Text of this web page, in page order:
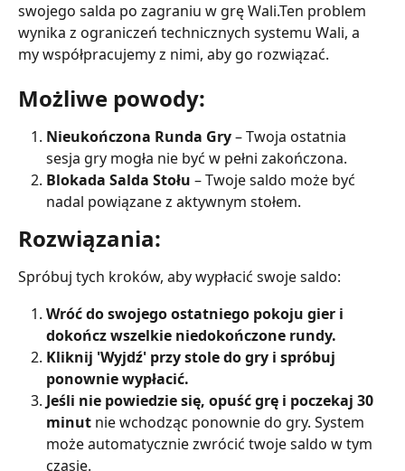
swojego salda po zagraniu w grę Wali.Ten problem
wynika z ograniczeń technicznych systemu Wali, a
my współpracujemy z nimi, aby go rozwiązać.
Możliwe powody:
Nieukończona Runda Gry – Twoja ostatnia
sesja gry mogła nie być w pełni zakończona.
Blokada Salda Stołu – Twoje saldo może być
nadal powiązane z aktywnym stołem.
Rozwiązania:
Spróbuj tych kroków, aby wypłacić swoje saldo:
Wróć do swojego ostatniego pokoju gier i
dokończ wszelkie niedokończone rundy.
Kliknij 'Wyjdź' przy stole do gry i spróbuj
ponownie wypłacić.
Jeśli nie powiedzie się, opuść grę i poczekaj 30
minut nie wchodząc ponownie do gry. System
może automatycznie zwrócić twoje saldo w tym
czasie.